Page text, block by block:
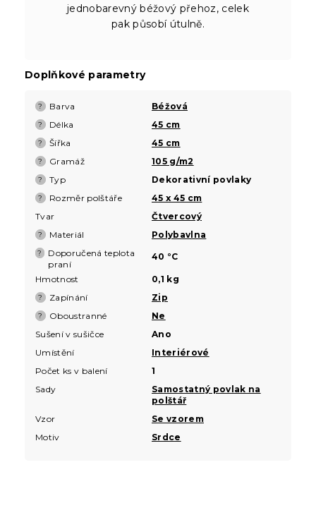
jednobarevný béžový přehoz, celek
pak působí útulně.
Doplňkové parametry
? Barva Béžová
? Délka 45 cm
? Šířka 45 cm
? Gramáž 105 g/m2
? Typ Dekorativní povlaky
? Rozměr polštáře
45 x 45 cm
Tvar
Čtvercový
? Materiál Polybavlna
?
Doporučená teplota
praní
40 °C
Hmotnost 0,1 kg
? Zapínání Zip
? Oboustranné
Ne
Sušení v sušičce
Ano
Umístění
Interiérové
Počet ks v balení
1
Sady
Samostatný povlak na
polštář
Vzor
Se vzorem
Motiv
Srdce